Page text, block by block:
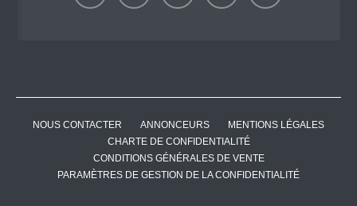
NOUS CONTACTER ANNONCEURS
MENTIONS LÉGALES
CHARTE DE CONFIDENTIALITÉ
CONDITIONS GÉNÉRALES DE VENTE
PARAMÈTRES DE GESTION DE LA CONFIDENTIALITÉ